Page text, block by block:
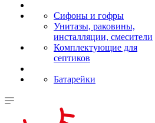
Сифоны и гофры
Унитазы, раковины,
инсталляции, смесители
Комплектующие для
септиков
Батарейки